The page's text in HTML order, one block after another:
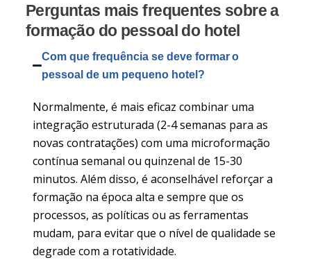
Perguntas mais frequentes sobre a
formação do pessoal do hotel
Com que frequência se deve formar o
pessoal de um pequeno hotel?
Normalmente, é mais eficaz combinar uma
integração estruturada (2-4 semanas para as
novas contratações) com uma microformação
contínua semanal ou quinzenal de 15-30
minutos. Além disso, é aconselhável reforçar a
formação na época alta e sempre que os
processos, as políticas ou as ferramentas
mudam, para evitar que o nível de qualidade se
degrade com a rotatividade.